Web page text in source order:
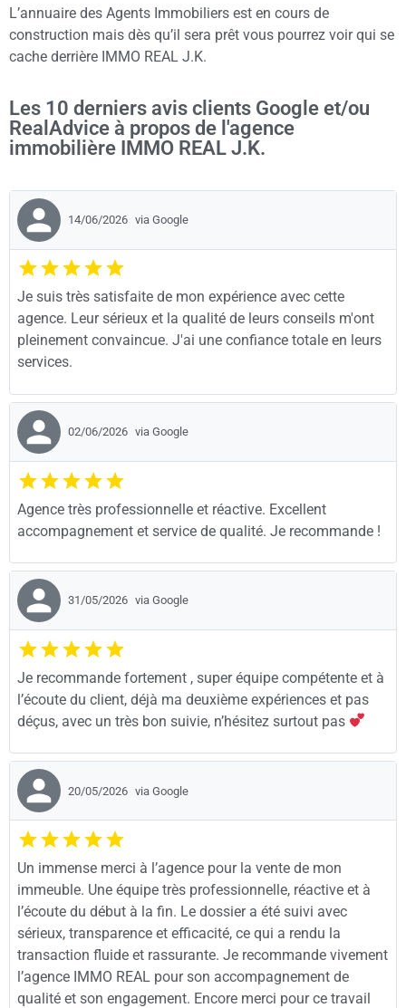
L’annuaire des Agents Immobiliers est en cours de
construction mais dès qu’il sera prêt vous pourrez voir qui se
cache derrière IMMO REAL J.K.
Les 10 derniers avis clients Google et/ou
RealAdvice à propos de l'agence
immobilière IMMO REAL J.K.
14/06/2026 via Google
Je suis très satisfaite de mon expérience avec cette
agence. Leur sérieux et la qualité de leurs conseils m'ont
pleinement convaincue. J'ai une confiance totale en leurs
services.
02/06/2026 via Google
Agence très professionnelle et réactive. Excellent
accompagnement et service de qualité. Je recommande !
31/05/2026 via Google
Je recommande fortement , super équipe compétente et à
l’écoute du client, déjà ma deuxième expériences et pas
déçus, avec un très bon suivie, n’hésitez surtout pas
20/05/2026 via Google
Un immense merci à l’agence pour la vente de mon
immeuble. Une équipe très professionnelle, réactive et à
l’écoute du début à la fin. Le dossier a été suivi avec
sérieux, transparence et efficacité, ce qui a rendu la
transaction fluide et rassurante. Je recommande vivement
l’agence IMMO REAL pour son accompagnement de
qualité et son engagement. Encore merci pour ce travail